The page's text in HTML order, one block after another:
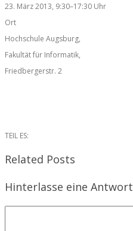
23. März 2013, 9:30–17:30 Uhr
Ort
Hochschule Augsburg,
Fakultät für Informatik,
Friedbergerstr. 2
TEIL ES:
Related Posts
Hinterlasse eine Antwort